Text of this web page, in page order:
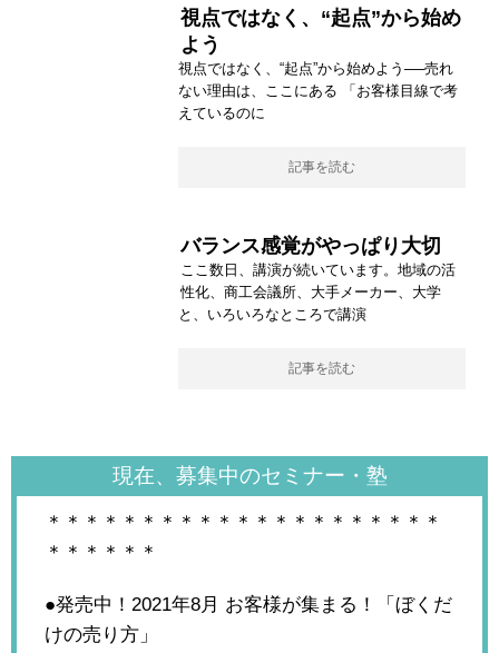
視点ではなく、“起点”から始め
よう
視点ではなく、“起点”から始めよう──売れ
ない理由は、ここにある 「お客様目線で考
えているのに
記事を読む
バランス感覚がやっぱり大切
ここ数日、講演が続いています。地域の活
性化、商工会議所、大手メーカー、大学
と、いろいろなところで講演
記事を読む
現在、募集中のセミナー・塾
＊＊＊＊＊＊＊＊＊＊＊＊＊＊＊＊＊＊＊＊＊
＊＊＊＊＊＊
●発売中！2021年8月 お客様が集まる！「ぼくだ
けの売り方」